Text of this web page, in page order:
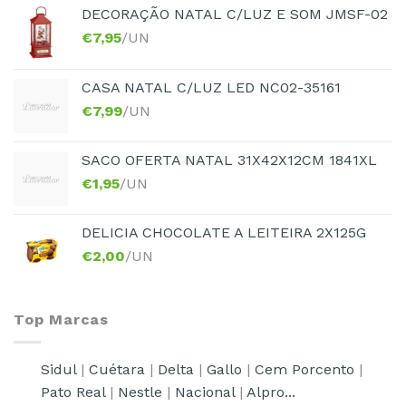
DECORAÇÃO NATAL C/LUZ E SOM JMSF-02
€7,95/UN
CASA NATAL C/LUZ LED NC02-35161
€7,99/UN
SACO OFERTA NATAL 31X42X12CM 1841XL
€1,95/UN
DELICIA CHOCOLATE A LEITEIRA 2X125G
€2,00/UN
Top Marcas
Sidul| Cuétara | Delta | Gallo | Cem Porcento |
Pato Real| Nestle | Nacional| Alpro...